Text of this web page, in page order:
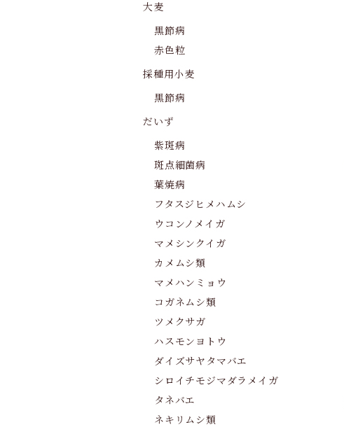
大麦
黒節病
赤色粒
採種用小麦
黒節病
だいず
紫斑病
斑点細菌病
葉焼病
フタスジヒメハムシ
ウコンノメイガ
マメシンクイガ
カメムシ類
マメハンミョウ
コガネムシ類
ツメクサガ
ハスモンヨトウ
ダイズサヤタマバエ
シロイチモジマダラメイガ
タネバエ
ネキリムシ類